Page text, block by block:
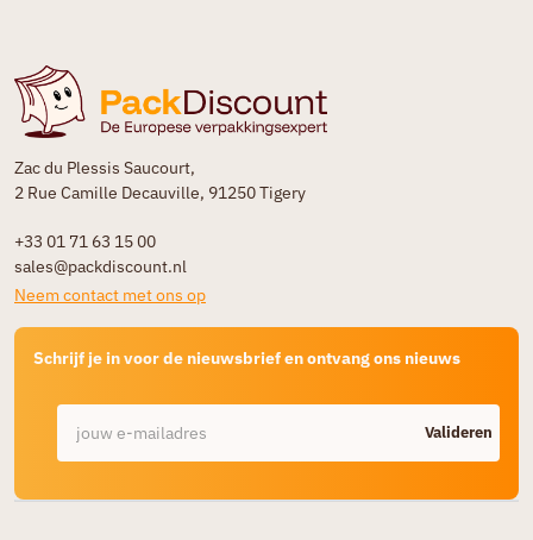
Zac du Plessis Saucourt,
2 Rue Camille Decauville, 91250 Tigery
+33 01 71 63 15 00
sales@packdiscount.nl
Neem contact met ons op
Schrijf je in voor de nieuwsbrief en ontvang ons nieuws
Valideren